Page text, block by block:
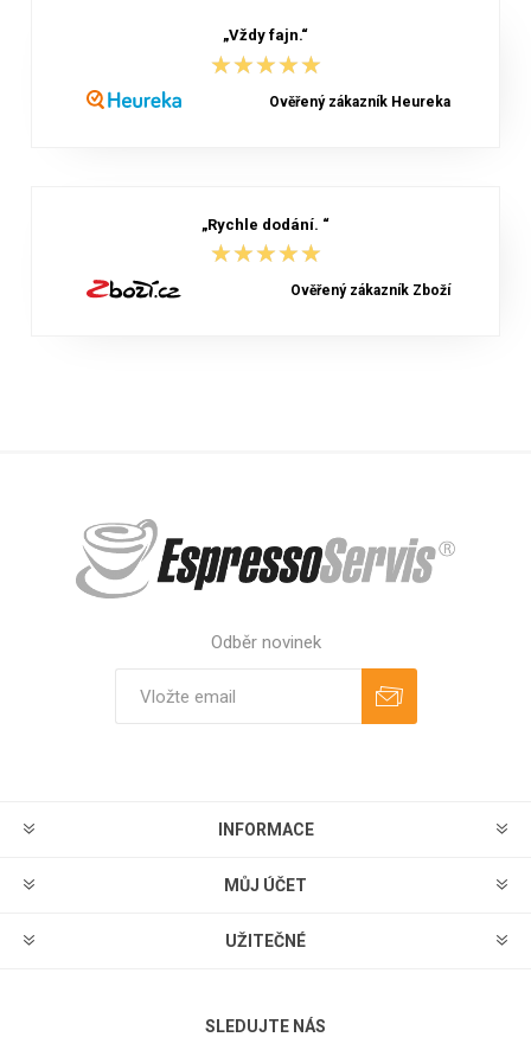
„Vždy fajn.“
★★★★★
★★★★★
Ověřený zákazník Heureka
„Rychle dodání. “
★★★★★
★★★★★
Ověřený zákazník Zboží
Odběr novinek
INFORMACE
MŮJ ÚČET
UŽITEČNÉ
SLEDUJTE NÁS